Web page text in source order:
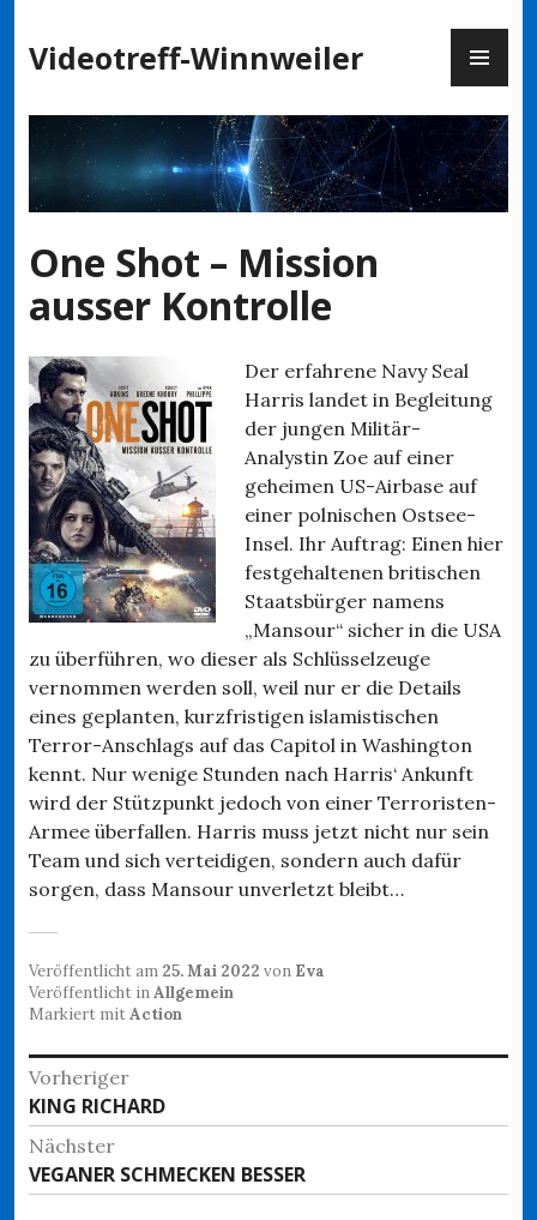
Inhalt
springen
Videotreff-Winnweiler
One Shot – Mission
ausser Kontrolle
Der erfahrene Navy Seal
Harris landet in Begleitung
der jungen Militär-
Analystin Zoe auf einer
geheimen US-Airbase auf
einer polnischen Ostsee-
Insel. Ihr Auftrag: Einen hier
festgehaltenen britischen
Staatsbürger namens
„Mansour“ sicher in die USA
zu überführen, wo dieser als Schlüsselzeuge
vernommen werden soll, weil nur er die Details
eines geplanten, kurzfristigen islamistischen
Terror-Anschlags auf das Capitol in Washington
kennt. Nur wenige Stunden nach Harris‘ Ankunft
wird der Stützpunkt jedoch von einer Terroristen-
Armee überfallen. Harris muss jetzt nicht nur sein
Team und sich verteidigen, sondern auch dafür
sorgen, dass Mansour unverletzt bleibt…
Veröffentlicht am 25. Mai 2022 von Eva
Veröffentlicht inAllgemein
Markiert mitAction
Beitragsnavigation
Vorheriger
Vorheriger
Beitrag:
KING RICHARD
Nächster
Nächster
Beitrag:
VEGANER SCHMECKEN BESSER